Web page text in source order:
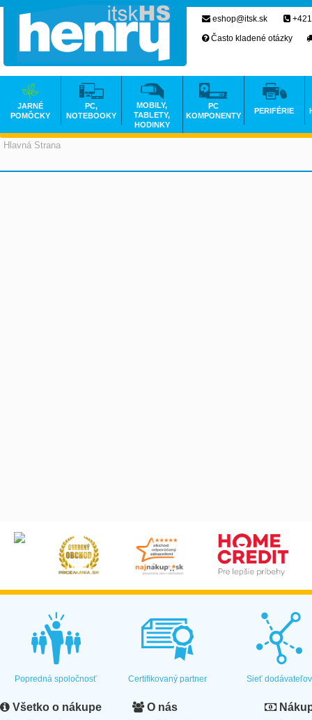
Hlavná Strana
eshop@itsk.sk
Často kladené otázky
JARNÉ
POMÔCKY
PC,
NOTEBOOKY
MOBILY,
TABLETY,
HODINKY
PC
KOMPONENTY
PERIFÉRIE
Popredná spoločnosť Certifikovaný partner Sieť dodávateľov
Všetko o nákupe O nás